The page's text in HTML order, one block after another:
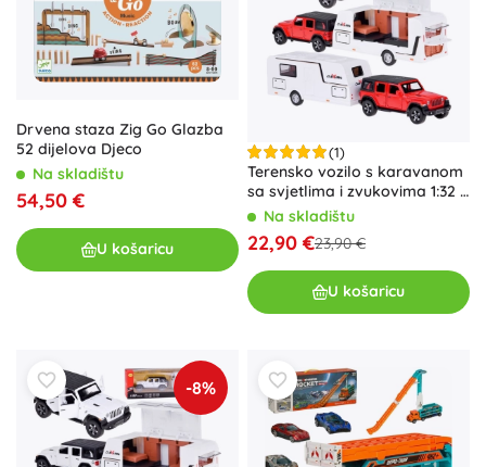
Drvena staza Zig Go Glazba
52 dijelova Djeco
Na skladištu
54,50 €
U košaricu
(1)
Terensko vozilo s karavanom
sa svjetlima i zvukovima 1:32 –
crveno
Na skladištu
22,90 €23,90 €
U košaricu
-8%